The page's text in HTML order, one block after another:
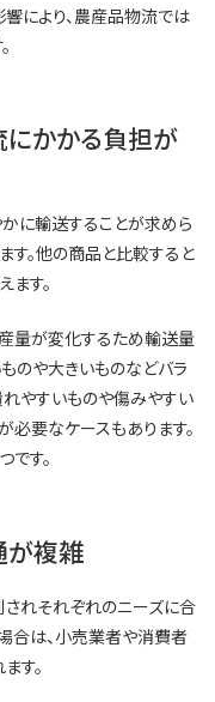
により、農産品物流では
かかる負担が
に輸送することが求めら
す。他の商品と比較すると
す。
量が変化するため輸送量
のや大きいものなどバラ
れやすいものや傷みやすい
要なケースもあります。
す。
が複雑
れそれぞれのニーズに合
合は、小売業者や消費者
す。